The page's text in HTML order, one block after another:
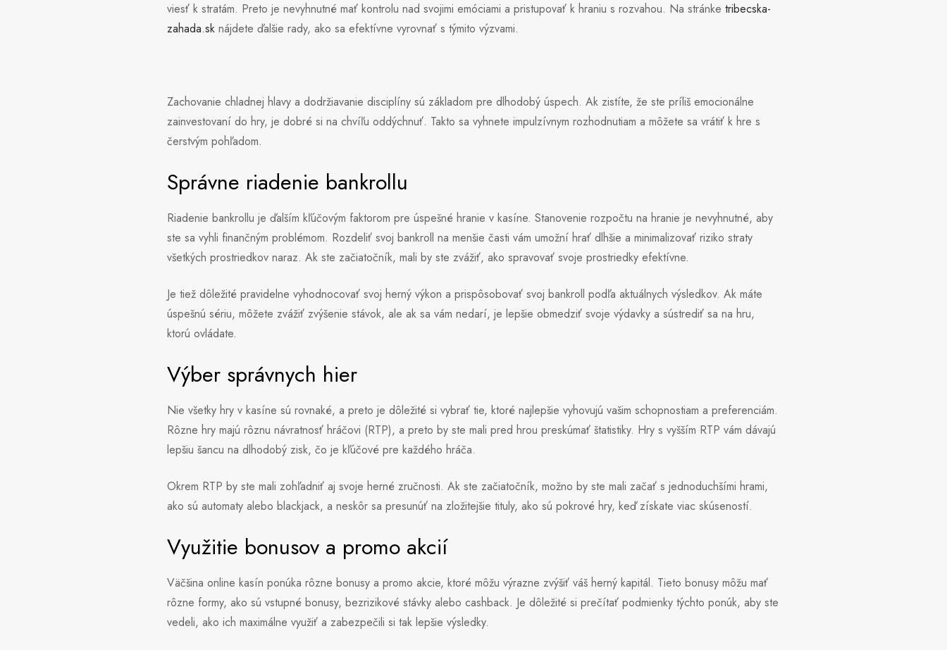
viesť k stratám. Preto je nevyhnutné mať kontrolu nad svojimi emóciami a pristupovať k hraniu s rozvahou. Na stránke tribecska-
zahada.sk nájdete ďalšie rady, ako sa efektívne vyrovnať s týmito výzvami.
Zachovanie chladnej hlavy a dodržiavanie disciplíny sú základom pre dlhodobý úspech. Ak zistíte, že ste príliš emocionálne
zainvestovaní do hry, je dobré si na chvíľu oddýchnuť. Takto sa vyhnete impulzívnym rozhodnutiam a môžete sa vrátiť k hre s
čerstvým pohľadom.
Správne riadenie bankrollu
Riadenie bankrollu je ďalším kľúčovým faktorom pre úspešné hranie v kasíne. Stanovenie rozpočtu na hranie je nevyhnutné, aby
ste sa vyhli finančným problémom. Rozdeliť svoj bankroll na menšie časti vám umožní hrať dlhšie a minimalizovať riziko straty
všetkých prostriedkov naraz. Ak ste začiatočník, mali by ste zvážiť, ako spravovať svoje prostriedky efektívne.
Je tiež dôležité pravidelne vyhodnocovať svoj herný výkon a prispôsobovať svoj bankroll podľa aktuálnych výsledkov. Ak máte
úspešnú sériu, môžete zvážiť zvýšenie stávok, ale ak sa vám nedarí, je lepšie obmedziť svoje výdavky a sústrediť sa na hru,
ktorú ovládate.
Výber správnych hier
Nie všetky hry v kasíne sú rovnaké, a preto je dôležité si vybrať tie, ktoré najlepšie vyhovujú vašim schopnostiam a preferenciám.
Rôzne hry majú rôznu návratnosť hráčovi (RTP), a preto by ste mali pred hrou preskúmať štatistiky. Hry s vyšším RTP vám dávajú
lepšiu šancu na dlhodobý zisk, čo je kľúčové pre každého hráča.
Okrem RTP by ste mali zohľadniť aj svoje herné zručnosti. Ak ste začiatočník, možno by ste mali začať s jednoduchšími hrami,
ako sú automaty alebo blackjack, a neskôr sa presunúť na zložitejšie tituly, ako sú pokrové hry, keď získate viac skúseností.
Využitie bonusov a promo akcií
Väčšina online kasín ponúka rôzne bonusy a promo akcie, ktoré môžu výrazne zvýšiť váš herný kapitál. Tieto bonusy môžu mať
rôzne formy, ako sú vstupné bonusy, bezrizikové stávky alebo cashback. Je dôležité si prečítať podmienky týchto ponúk, aby ste
vedeli, ako ich maximálne využiť a zabezpečili si tak lepšie výsledky.